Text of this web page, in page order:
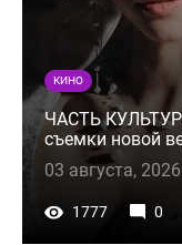
КИНО
ЧАСТЬ
съемки новой
03 августа, 2026
1777 0